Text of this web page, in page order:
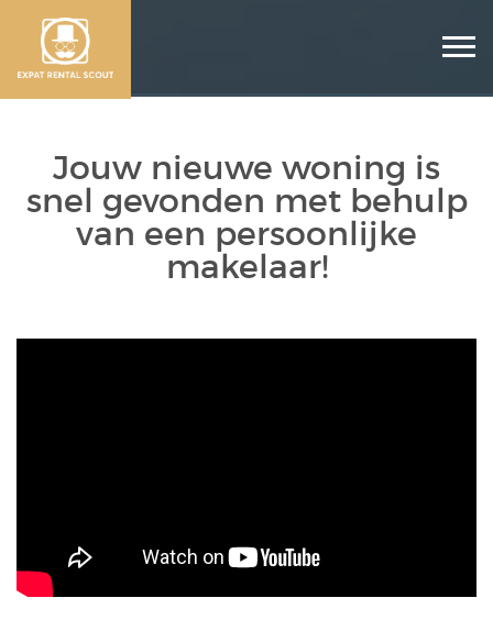
Jouw nieuwe woning is
snel gevonden met behulp
van een persoonlijke
makelaar!